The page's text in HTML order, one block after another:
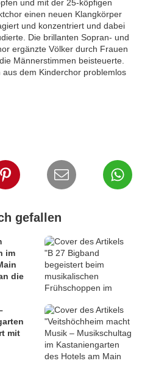
und mit der 25-köpfigen
einen neuen Klangkörper
und konzentriert und dabei
Die brillanten Sopran- und
ergänzte Völker durch Frauen
Männerstimmen beisteuerte.
dem Kinderchor problemlos
gefallen
im
die
mit